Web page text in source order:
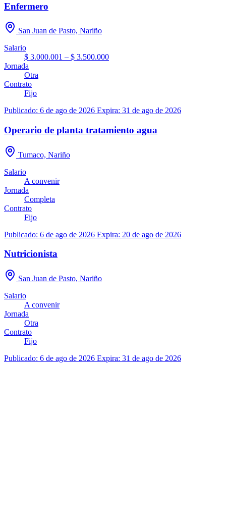
Enfermero
San Juan de Pasto, Nariño
Salario
$ 3.000.001 – $ 3.500.000
Jornada
Otra
Contrato
Fijo
Publicado: 6 de ago de 2026 Expira: 31 de ago de 2026
Operario de planta tratamiento agua
Tumaco, Nariño
Salario
A convenir
Jornada
Completa
Contrato
Fijo
Publicado: 6 de ago de 2026 Expira: 20 de ago de 2026
Nutricionista
San Juan de Pasto, Nariño
Salario
A convenir
Jornada
Otra
Contrato
Fijo
Publicado: 6 de ago de 2026 Expira: 31 de ago de 2026